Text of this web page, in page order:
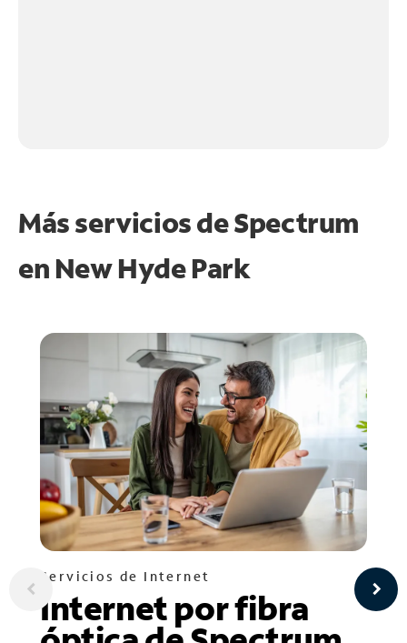
Más servicios de Spectrum
en New Hyde Park
Servicios de Internet
Internet por fibra